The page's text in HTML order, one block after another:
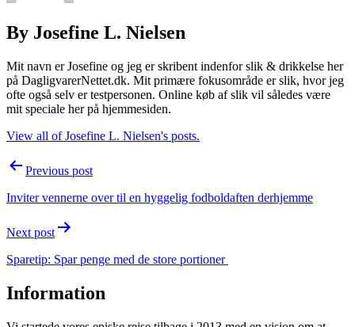
By Josefine L. Nielsen
Mit navn er Josefine og jeg er skribent indenfor slik & drikkelse her
på DagligvarerNettet.dk. Mit primære fokusområde er slik, hvor jeg
ofte også selv er testpersonen. Online køb af slik vil således være
mit speciale her på hjemmesiden.
View all of Josefine L. Nielsen's posts.
PostPrevious post
Inviter vennerne over til en hyggelig fodboldaften derhjemme
Next post
Sparetip: Spar penge med de store portioner
Information